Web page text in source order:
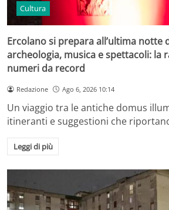
Cultura
Ercolano si prepara all’ultima notte
archeologia, musica e spettacoli: la
numeri da record
Redazione Ago 6, 2026 10:14
Un viaggio tra le antiche domus
itineranti e suggestioni che
Leggi di più